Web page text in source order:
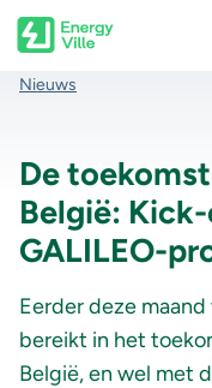
Skip to main content
Kruimelpad
Nieuws
De
België:
GALILEO-
Eerder deze
bereikt in het
België, en wel met